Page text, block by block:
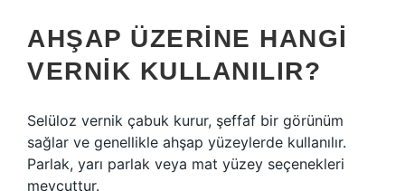
AHŞAP ÜZERINE HANGI
VERNIK KULLANILIR?
Selüloz vernik çabuk kurur, şeffaf bir görünüm
sağlar ve genellikle ahşap yüzeylerde kullanılır.
Parlak, yarı parlak veya mat yüzey seçenekleri
mevcuttur.